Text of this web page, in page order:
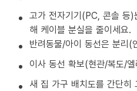
고가 전자기기(PC, 콘솔 등
해 케이블 분실을 줄이세요.
반려동물/아이 동선은 분리(
이사 동선 확보(현관/복도/
새 집 가구 배치도를 간단히